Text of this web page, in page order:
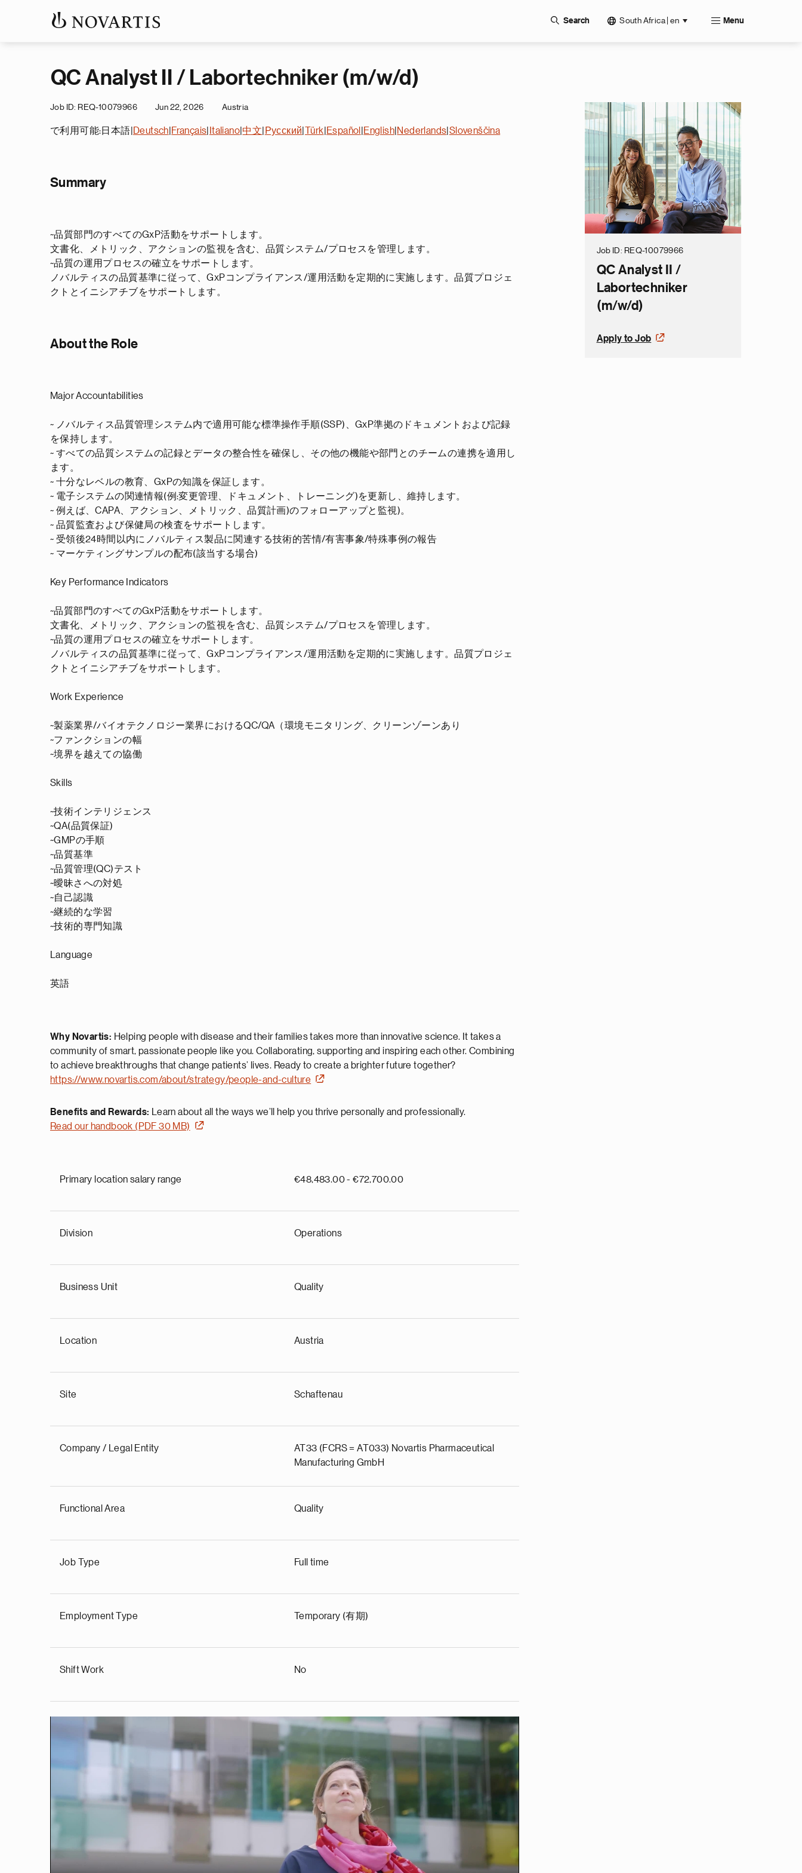
Search South Africa | en Menu
QC Analyst II / Labortechniker (m/w/d)
Job ID REQ-10079966 Jun 22, 2026 Austria
で利用可能:日本語 Deutsch Français Italiano |中文 Русский Türk Español English| Nederlands Slovenščina
Summary
~品質部門のすべてのGxP活動をサポートします。
文書化、メトリック、アクションの監視を含む、品質システム/プロセスを管理します。
~品質の運用プロセスの確立をサポートします。
ノバルティスの品質基準に従って、GxPコンプライアンス/運用活動を定期的に実施します。品質プロジェ
クトとイニシアチブをサポートします。
About the Role
Major Accountabilities
~ ノバルティス品質管理システム内で適用可能な標準操作手順(SSP)、GxP準拠のドキュメントおよび記録
を保持します。
~ すべての品質システムの記録とデータの整合性を確保し、その他の機能や部門とのチームの連携を適用し
ます。
~ 十分なレベルの教育、GxPの知識を保証します。
~ 電子システムの関連情報(例:変更管理、ドキュメント、トレーニング)を更新し、維持します。
~ 例えば、CAPA、アクション、メトリック、品質計画)のフォローアップと監視)。
~ 品質監査および保健局の検査をサポートします。
~ 受領後24時間以内にノバルティス製品に関連する技術的苦情/有害事象/特殊事例の報告
~ マーケティングサンプルの配布(該当する場合)
Key Performance Indicators
~品質部門のすべてのGxP活動をサポートします。
文書化、メトリック、アクションの監視を含む、品質システム/プロセスを管理します。
~品質の運用プロセスの確立をサポートします。
ノバルティスの品質基準に従って、GxPコンプライアンス/運用活動を定期的に実施します。品質プロジェ
クトとイニシアチブをサポートします。
Work Experience
~製薬業界/バイオテクノロジー業界におけるQC/QA（環境モニタリング、クリーンゾーンあり
~ファンクションの幅
~境界を越えての協働
Skills
~技術インテリジェンス
~QA(品質保証)
~GMPの手順
~品質基準
~品質管理(QC)テスト
~曖昧さへの対処
~自己認識
~継続的な学習
~技術的専門知識
Language
英語
Why Novartis: Helping people with disease and their families takes more than innovative science. It takes a
community of smart, passionate people like you. Collaborating, supporting and inspiring each other. Combining
to achieve breakthroughs that change patients’ lives. Ready to create a brighter future together?
https://www.novartis.com/about/strategy/people-and-culture
Benefits and Rewards: Learn about all the ways we’ll help you thrive personally and professionally.
Read our handbook (PDF 30 MB)
Primary location salary range €48,483.00 - €72,700.00
Division Operations
Business Unit Quality
Location Austria
Site Schaftenau
Company / Legal Entity
AT33 (FCRS = AT033) Novartis Pharmaceutical
Manufacturing GmbH
Functional Area Quality
Job Type Full time
Employment Type Temporary (有期)
Shift Work No
Job ID REQ-10079966
QC Analyst II /
Labortechniker
(m/w/d)
Apply to Job